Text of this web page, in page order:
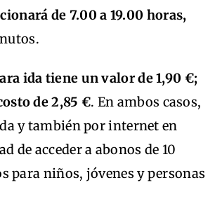
de 7.00 a 19.00 horas,
ida tiene un valor de 1,90 €;
de 2,85 €. En ambos casos,
y también por internet en
acceder a abonos de 10
para niños, jóvenes y personas